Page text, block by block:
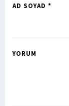
AD SOYAD *
YORUM